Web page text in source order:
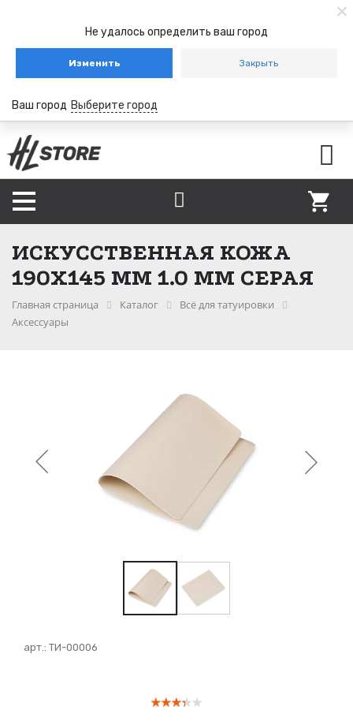
Не удалось определить ваш город
Изменить Закрыть
Ваш город Выберите город
ИСКУССТВЕННАЯ КОЖА
190Х145 ММ 1.0 ММ СЕРАЯ
Главная страница Каталог
Всё для татуировки
Аксессуары
арт.: ТИ-00006